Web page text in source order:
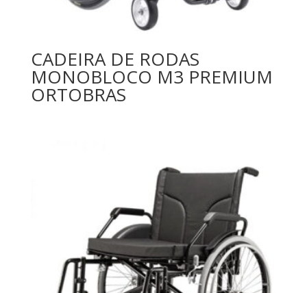
CADEIRA DE RODAS
MONOBLOCO M3 PREMIUM
ORTOBRAS